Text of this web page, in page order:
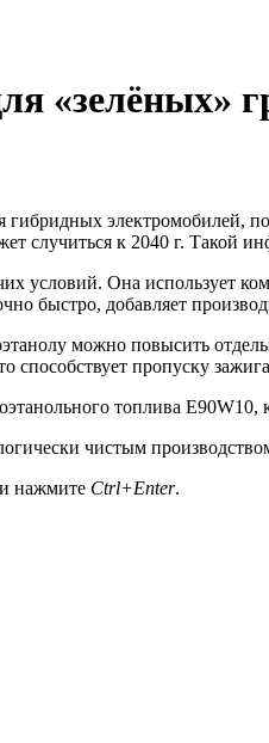
«зелёных»
электромобилей,
случиться к 2040 г. Такой
условий. Она использует
быстро, добавляет
можно повысить
способствует пропуску
топлива
чистым
нажмите Ctrl+Enter.